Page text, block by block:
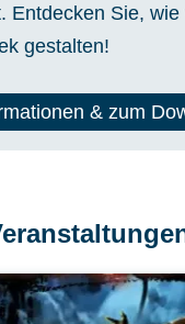
Entdecken Sie,
gestalten!
& zum